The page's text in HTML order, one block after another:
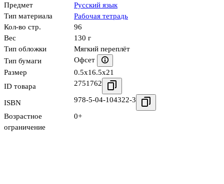
Предмет
Русский язык
Тип материала
Рабочая тетрадь
Кол-во стр.
96
Вес
130 г
Тип обложки
Мягкий переплёт
Тип бумаги
Офсет
Размер
0.5x16.5x21
ID товара
2751762
ISBN 978-5-04-104322-3
Возрастное
ограничение
0+